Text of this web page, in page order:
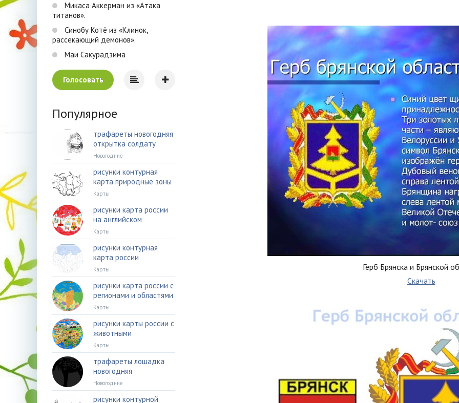
Герб Брянска и Брянской
Скачать
Микаса Аккерман из «Атака
титанов».
Синобу Котё из «Клинок,
рассекающий демонов».
Маи Сакурадзима
Голосовать
Популярное
трафареты новогодняя
открытка солдату
Новогодние
рисунки контурная
карта природные зоны
Карты
рисунки карта россии
на английском
Карты
рисунки контурная
карта россии
Карты
рисунки карта россии с
регионами и областями
Карты
рисунки карты россии с
животными
Карты
трафареты лошадка
новогодняя
Новогодние
рисунки контурной